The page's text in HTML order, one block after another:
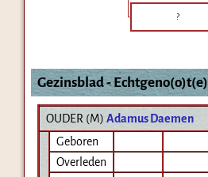
?
Gezinsblad - Echtgeno(o)t(e)
OUDER (M) Adamus Daemen
Geboren
Overleden